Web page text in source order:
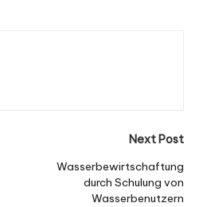
Next Post
Wasserbewirtschaftung
durch Schulung von
Wasserbenutzern